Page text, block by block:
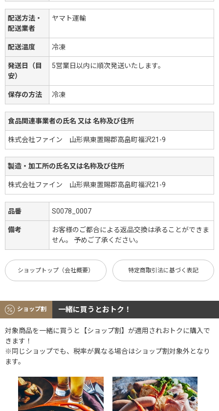
配送方法・
配送業者
ヤマト運輸
配送温度 冷凍
発送日（目
安）
5営業日以内に順次発送いたします。
保存の方法 冷凍
食品関連事業者の氏名 又は 名称及び住所
株式会社ファイン 山形県東置賜郡高畠町福沢21-9
製造・加工所の氏名又は名称及び住所
株式会社ファイン 山形県東置賜郡高畠町福沢21-9
品番 S0078_0007
備考
お客様のご都合による返品交換は承ることができま
せん。 予めご了承ください。
ショップトップ（会社概要） 特定商取引法に基づく表記
ショップ割 一緒に買うとおトク！
対象商品を一緒に買うと【ショップ割】が適用されおトクに購入で
きます！
※同じショップでも、税率が異なる場合はショップ割対象外となり
ます。